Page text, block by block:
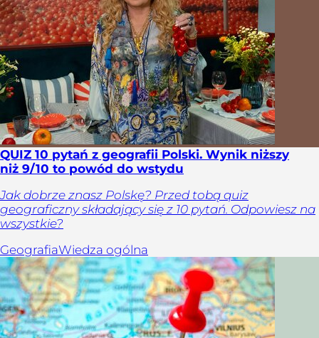
QUIZ 10 pytań z geografii Polski. Wynik niższy
niż 9/10 to powód do wstydu
Jak dobrze znasz Polskę? Przed tobą quiz
geograficzny składający się z 10 pytań. Odpowiesz na
wszystkie?
GeografiaWiedza ogólna